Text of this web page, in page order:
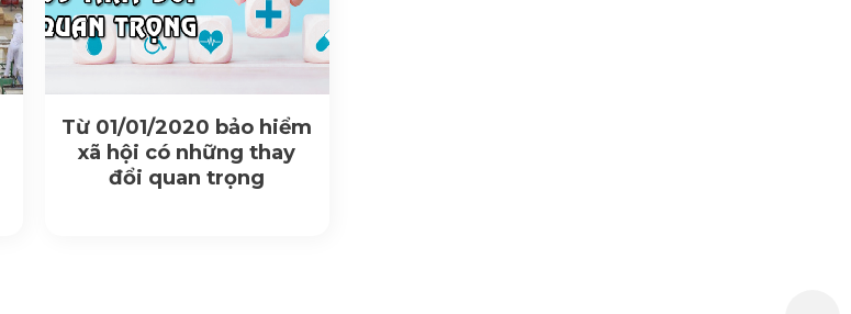
Từ 01/01/2020 bảo hiểm
xã hội có những thay
đổi quan trọng